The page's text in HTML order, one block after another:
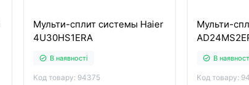
Мульти-сплит системы Haier
4U30HS1ERA
В наявності
Код товару: 94375
Мульти-
В
Код товару: